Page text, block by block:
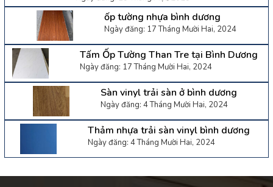
ốp tường nhựa bình dương
Ngày đăng: 17 Tháng Mười Hai, 2024
Tấm Ốp Tường Than Tre tại Bình Dương
Ngày đăng: 17 Tháng Mười Hai, 2024
Sàn vinyl trải sàn ở bình dương
Ngày đăng: 4 Tháng Mười Hai, 2024
Thảm nhựa trải sàn vinyl bình dương
Ngày đăng: 4 Tháng Mười Hai, 2024